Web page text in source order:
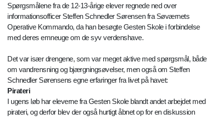
Spørgsmålene fra de 12-13-årige elever regnede ned over
informationsofficer Steffen Schnedler Sørensen fra Søværnets
Operative Kommando, da han besøgte Gesten Skole i forbindelse
med deres emneuge om de syv verdenshave.
Det var især drengene, som var meget aktive med spørgsmål, både
om vandrensning og bjærgningsøvelser, men også om Steffen
Schnedler Sørensens egne erfaringer fra livet på havet:
Pirateri
I ugens løb har eleverne fra Gesten Skole blandt andet arbejdet med
pirateri, og derfor blev der også hurtigt åbnet op for en diskussion